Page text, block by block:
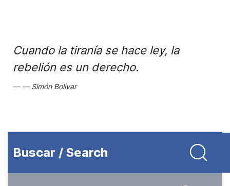
Cuando la tiranía se hace ley, la
rebelión es un derecho.
Simón Bolivar
Buscar / Search